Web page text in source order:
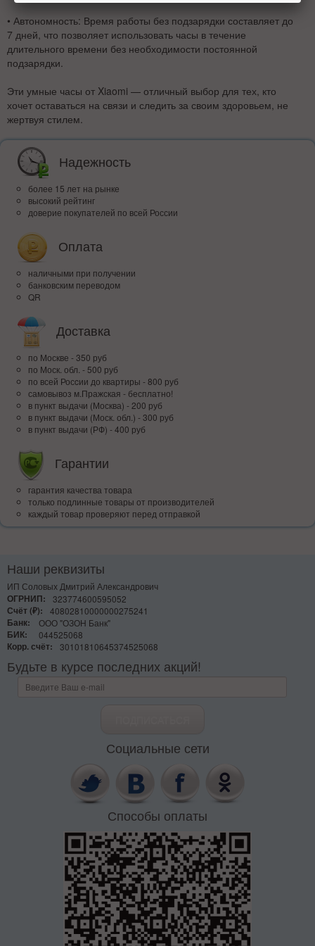
• Автономность: Время работы без подзарядки составляет до
7 дней, что позволяет использовать часы в течение
длительного времени без необходимости постоянной
подзарядки.
Эти умные часы от Xiaomi — отличный выбор для тех, кто
хочет оставаться на связи и следить за своим здоровьем, не
жертвуя стилем.
Надежность
более 15 лет на рынке
высокий рейтинг
доверие покупателей по всей России
Оплата
наличными при получении
банковским переводом
QR
Доставка
по Москве - 350 руб
по Моск. обл. - 500 руб
по всей Росcии до квартиры - 800 руб
самовывоз м.Пражская - бесплатно!
в пункт выдачи (Москва) - 200 руб
в пункт выдачи (Моск. обл.) - 300 руб
в пункт выдачи (РФ) - 400 руб
Гарантии
гарантия качества товара
только подлинные товары от производителей
каждый товар проверяют перед отправкой
Наши реквизиты
ИП Соловых Дмитрий Александрович
ОГРНИП:
323774600595052
Счёт (₽):
40802810000000275241
Банк:
ООО "ОЗОН Банк"
БИК:
044525068
Корр. счёт:
30101810645374525068
Будьте в курсе последних акций!
Социальные сети
Способы оплаты